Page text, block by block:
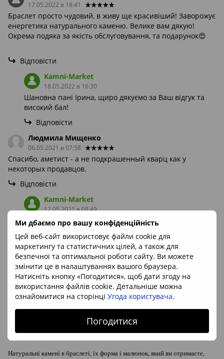
Ми дбаємо про вашу конфіденційність
Цей веб-сайт використовує файли cookie для
маркетингу та статистичних цілей, а також для
безпечної та оптимальної роботи сайту. Ви можете
змінити це в налаштуваннях вашого браузера.
Натисніть кнопку «Погодитися», щоб дати згоду на
використання файлів cookie. Детальніше можна
ознайомитися на сторінці Угода користувача.
Погодитися
17.05.2022 в 18:41
Браслет просто чудовий, в живу ще красивіший! Заворожує
енергетика натурального каменю. Велике вам дякую!
Окрема подяка за якість обслуговування, та подарунок😍
Відповісти
Kamni-Market
18.05.2022 в 16:30
Шановна пані Ірина, щиро дякуємо за Ваш відгук та
високий бал!
Відповісти
Людмила Мищенко
06.05.2021 в 07:58
Спасибо, аметист - а не подкрашенный кварц как у
некоторых продавцов.
Відповісти
Kamni-Market
12.05.2021 в 08:49
Спасибо за комментарий, уважаемая Людмила!
Відповісти
Написати відгук
Опис
Браслет з натурального аметисту на гумці
Натуральні камені в браслеті, їх форма і малюнок, який ви отримаєте,